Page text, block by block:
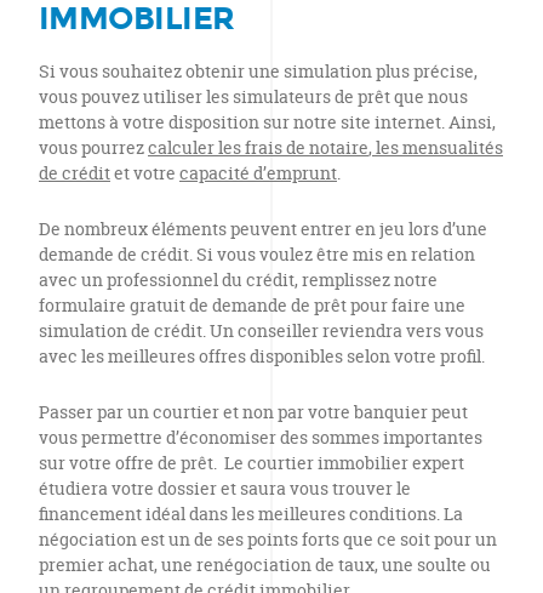
IMMOBILIER
Si vous souhaitez obtenir une simulation plus précise,
vous pouvez utiliser les simulateurs de prêt que nous
mettons à votre disposition sur notre site internet. Ainsi,
vous pourrezcalculer les frais de notaire, les mensualités
de créditet votre capacité d’emprunt.
De nombreux éléments peuvent entrer en jeu lors d’une
demande de crédit. Si vous voulez être mis en relation
avec un professionnel du crédit, remplissez notre
formulaire gratuit de demande de prêt pour faire une
simulation de crédit. Un conseiller reviendra vers vous
avec les meilleures offres disponibles selon votre profil.
Passer par un courtier et non par votre banquier peut
vous permettre d’économiser des sommes importantes
sur votre offre de prêt. Le courtier immobilier expert
étudiera votre dossier et saura vous trouver le
financement idéal dans les meilleures conditions. La
négociation est un de ses points forts que ce soit pour un
premier achat, une renégociation de taux, une soulte ou